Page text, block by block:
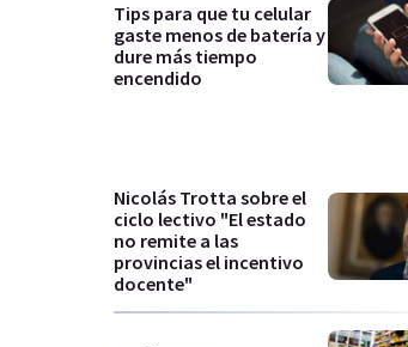
Tips para que tu celular
gaste menos de batería y
dure más tiempo
encendido
Nicolás Trotta sobre el
ciclo lectivo "El estado
no remite a las
provincias el incentivo
docente"